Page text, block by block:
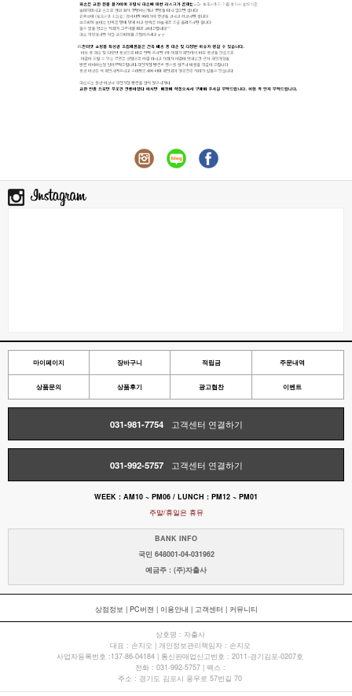
마이페이지 장바구니 적립금 주문내역
상품문의 상품후기 광고협찬 이벤트
031-981-7754 고객센터 연결하기
031-992-5757 고객센터 연결하기
WEEK : AM10 ~ PM06 / LUNCH : PM12 ~ PM01
주말/휴일은 휴뮤
BANK INFO
국민 648001-04-031962
예금주 : (주)자출사
상점정보 | PC버젼 | 이용안내 | 고객센터 | 커뮤니티
상호명 : 자출사
대표 : 손지오 | 개인정보관리책임자 : 손지오
사업자등록번호 :137-86-04184 | 통신판매업신고번호 : 2011-경기김포-0207호
전화 : 031-992-5757 | 팩스 :
주소 : 경기도 김포시 풍무로 57번길 70